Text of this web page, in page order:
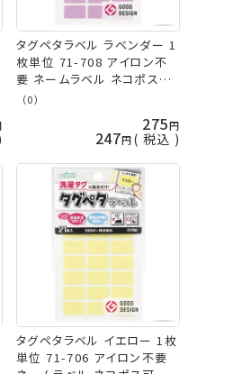
タグペタラベル ラベンダー 1
枚単位 71-708 アイロン不
要 ネームラベル ネコポス可
クロバー clv 手芸の山久
（0）
275
247 税込
タグペタラベル イエロー 1枚
単位 71-706 アイロン不要